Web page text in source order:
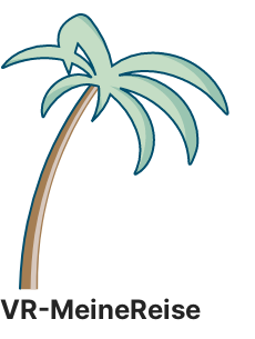
VR-MeineReise